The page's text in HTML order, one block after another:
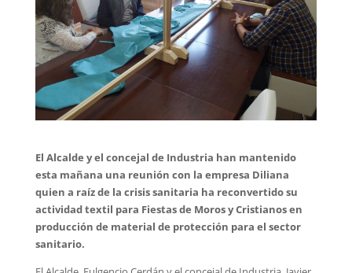
El Alcalde y el concejal de Industria han mantenido
esta mañana una reunión con la empresa Diliana
quien a raíz de la crisis sanitaria ha reconvertido su
actividad textil para Fiestas de Moros y Cristianos en
producción de material de protección para el sector
sanitario.